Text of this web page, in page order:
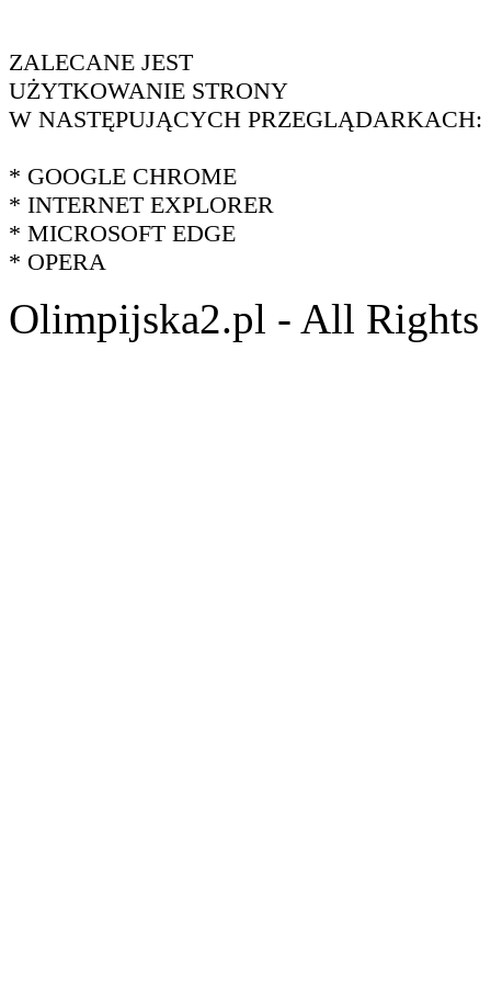
ZALECANE JEST
UŻYTKOWANIE STRONY
W NASTĘPUJĄCYCH PRZEGLĄDARKACH:
* GOOGLE CHROME
* INTERNET EXPLORER
* MICROSOFT EDGE
* OPERA
Olimpijska2.pl - All Rights